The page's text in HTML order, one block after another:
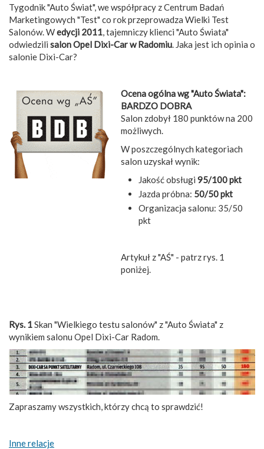
Tygodnik "Auto Świat", we współpracy z Centrum Badań
Marketingowych "Test" co rok przeprowadza Wielki Test
Salonów. Wedycji 2011, tajemniczy klienci "Auto Świata"
odwiedzili salon Opel Dixi-Car w Radomiu. Jaka jest ich opinia o
salonie Dixi-Car?
Ocena ogólna wg "Auto Świata":
BARDZO DOBRA
Salon zdobył 180 punktów na 200
możliwych.
W poszczególnych kategoriach
salon uzyskał wynik:
Jakość obsługi 95/100 pkt
Jazda próbna: 50/50 pkt
Organizacja salonu: 35/50
pkt
Artykuł z "AŚ" - patrz rys. 1
poniżej.
Rys. 1Skan "Wielkiego testu salonów" z "Auto Świata" z
wynikiem salonu Opel Dixi-Car Radom.
Zapraszamy wszystkich, którzy chcą to sprawdzić!
Inne relacje